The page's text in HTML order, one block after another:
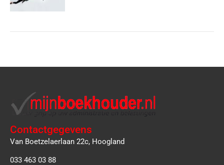
Contactgegevens
Van Boetzelaerlaan 22c, Hoogland
033 463 03 88